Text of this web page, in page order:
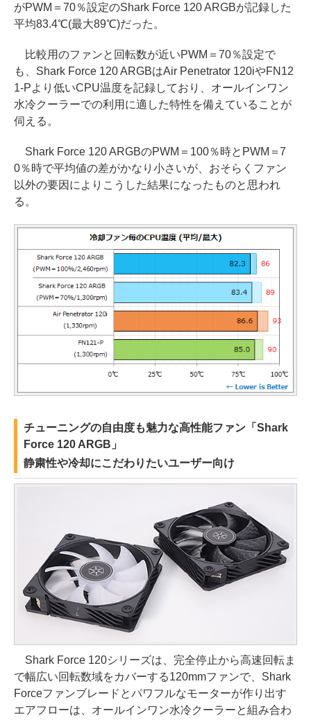
がPWM＝70％設定のShark Force 120 ARGBが記録した
平均83.4℃(最大89℃)だった。
比較用のファンと回転数が近いPWM＝70％設定で
も、Shark Force 120 ARGBはAir Penetrator 120iやFN12
1-Pより低いCPU温度を記録しており、オールインワン
水冷クーラーでの利用に適した特性を備えていることが
伺える。
Shark Force 120 ARGBのPWM＝100％時とPWM＝7
0％時で平均値の差がかなり小さいが、おそらくファン
以外の要因によりこうした結果になったものと思われ
る。
チューニングの自由度も魅力な高性能ファン「Shark
Force 120 ARGB」
静粛性や冷却にこだわりたいユーザー向け
Shark Force 120シリーズは、完全停止から高速回転ま
で幅広い回転数域をカバーする120mmファンで、Shark
Forceファンブレードとパワフルなモーターが作り出す
エアフローは、オールインワン水冷クーラーと組み合わ